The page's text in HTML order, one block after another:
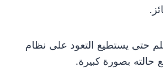
حتى يستطيع التعود على نظام
حالته بصورة كبيرة.